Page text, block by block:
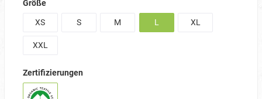
Größe
XS
S M L XL
XXL
Zertifizierungen